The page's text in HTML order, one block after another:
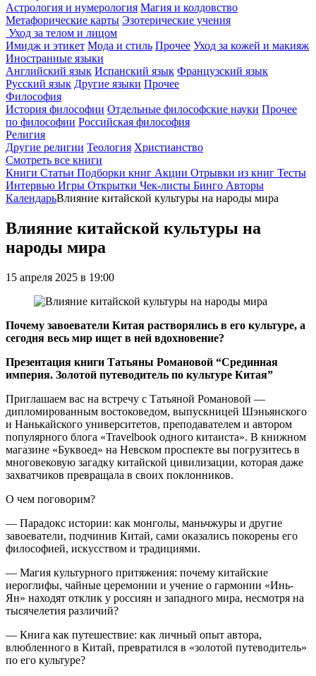
Астрология и нумерология Магия и колдовство
Метафорические карты Эзотерические учения
Уход за телом и лицом
Имидж и этикет Мода и стиль Прочее Уход за кожей и макияж
Иностранные языки
Английский язык Испанский язык Французский язык
Русский язык Другие языки Прочее
Философия
История философии Отдельные философские науки Прочее
по философии Российская философия
Религия
Другие религии Теология Христианство
Смотреть все книги
Книги Статьи Подборки книг Акции Отрывки из книг Тесты
Интервью Игры Открытки Чек-листы Бинго Авторы
КалендарьВлияние китайской культуры на народы мира
Влияние китайской культуры на
народы мира
15 апреля 2025 в 19:00
Почему завоеватели Китая растворялись в его культуре, а
сегодня весь мир ищет в ней вдохновение?
Презентация книги Татьяны Романовой “Срединная
империя. Золотой путеводитель по культуре Китая”
Приглашаем вас на встречу с Татьяной Романовой —
дипломированным востоковедом, выпускницей Шэньянского
и Нанькайского университетов, преподавателем и автором
популярного блога «Travelbook одного китаиста». В книжном
магазине «Буквоед» на Невском проспекте вы погрузитесь в
многовековую загадку китайской цивилизации, которая даже
захватчиков превращала в своих поклонников.
О чем поговорим?
— Парадокс истории: как монголы, маньчжуры и другие
завоеватели, подчинив Китай, сами оказались покорены его
философией, искусством и традициями.
— Магия культурного притяжения: почему китайские
иероглифы, чайные церемонии и учение о гармонии «Инь-
Ян» находят отклик у россиян и западного мира, несмотря на
тысячелетия различий?
— Книга как путешествие: как личный опыт автора,
влюбленного в Китай, превратился в «золотой путеводитель»
по его культуре?